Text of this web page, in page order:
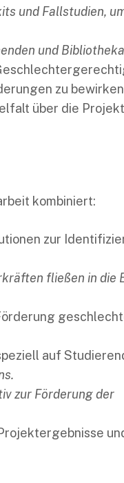
und Fallstudien,
und
zu
über die
kombiniert:
zur
fließen in die
auf
zur Förderung der